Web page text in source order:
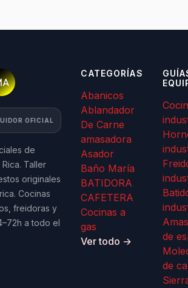
OFICIAL
de
Taller
originales
Cocinas
freidoras y
a todo el
CATEGORÍAS
Abanicos
Ablandador
De Carne
amasadora
Asador
Baño María
BATIDORA
CAFETERA
Cocinas a
gas
Ver todo →
de
de